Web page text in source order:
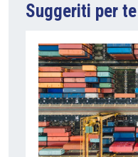
Suggeriti per te